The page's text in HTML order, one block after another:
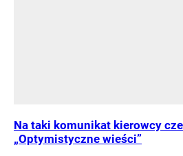
Na taki komunikat kierowcy
„Optymistyczne wieści”